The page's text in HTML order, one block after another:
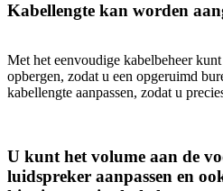
Kabellengte kan worden
Met het eenvoudige kabelbeheer
opbergen, zodat u een opgeruimd
kabellengte aanpassen, zodat u
U kunt het volume aan de
luidspreker aanpassen en